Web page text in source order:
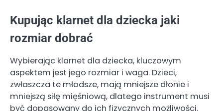
Kupując klarnet dla dziecka jaki
rozmiar dobrać
Wybierając klarnet dla dziecka, kluczowym
aspektem jest jego rozmiar i waga. Dzieci,
zwłaszcza te młodsze, mają mniejsze dłonie i
mniejszą siłę mięśniową, dlatego instrument musi
być dopasowany do ich fizycznych możliwości.